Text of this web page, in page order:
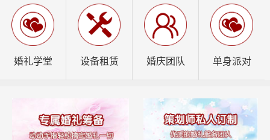
婚礼学堂 设备租赁 婚庆团队 单身派对